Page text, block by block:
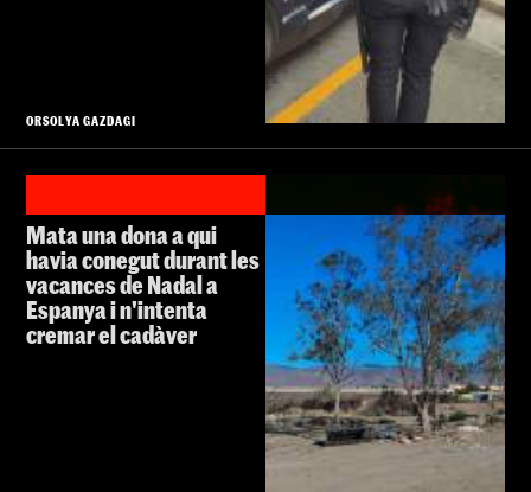
ORSOLYA GAZDAGI
Mata una dona a qui
havia conegut durant les
vacances de Nadal a
Espanya i n'intenta
cremar el cadàver